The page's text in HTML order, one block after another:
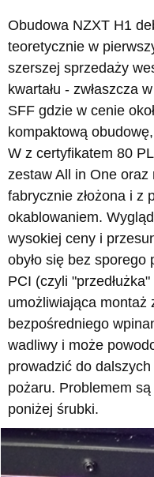
Obudowa NZXT H1
teoretycznie w
szerszej sprzedaży
kwartału - zwłaszcza
SFF gdzie w cenie
kompaktową
W z certyfikatem 80
zestaw All in One oraz
fabrycznie złożona i z
okablowaniem.
wysokiej ceny i
obyło się bez
PCI (czyli
umożliwiająca montaż
bezpośredniego
wadliwy i może
prowadzić do
pożaru. Problemem
poniżej śrubki.